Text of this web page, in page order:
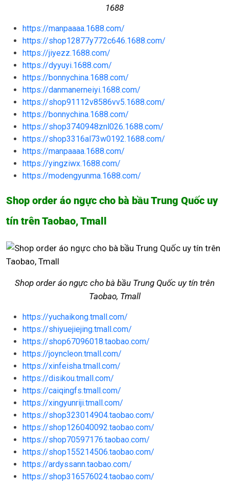
1688
https://manpaaaa.1688.com/
https://shop12877y772c646.1688.com/
https://jiyezz.1688.com/
https://dyyuyi.1688.com/
https://bonnychina.1688.com/
https://danmanerneiyi.1688.com/
https://shop91112v8586vv5.1688.com/
https://bonnychina.1688.com/
https://shop3740948znl026.1688.com/
https://shop3316al73w0192.1688.com/
https://manpaaaa.1688.com/
https://yingziwx.1688.com/
https://modengyunma.1688.com/
Shop order áo ngực cho bà bầu Trung Quốc uy
tín trên Taobao, Tmall
Shop order áo ngực cho bà bầu Trung Quốc uy tín trên
Taobao, Tmall
https://yuchaikong.tmall.com/
https://shiyuejiejing.tmall.com/
https://shop67096018.taobao.com/
https://joyncleon.tmall.com/
https://xinfeisha.tmall.com/
https://disikou.tmall.com/
https://caiqingfs.tmall.com/
https://xingyunriji.tmall.com/
https://shop323014904.taobao.com/
https://shop126040092.taobao.com/
https://shop70597176.taobao.com/
https://shop155214506.taobao.com/
https://ardyssann.taobao.com/
https://shop316576024.taobao.com/